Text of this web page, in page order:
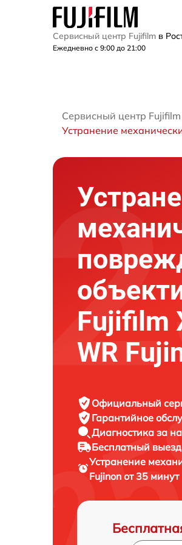
Сервисный центр Fujifilm в
Ежедневно с 9:00 до 21:00
Сервисный центр Fujifilm
Устранение
Fujifilm
WR
Официальный
Гарантийное
Диагностика за
Бесплатный
Устранение
Fujinon от 35 минут